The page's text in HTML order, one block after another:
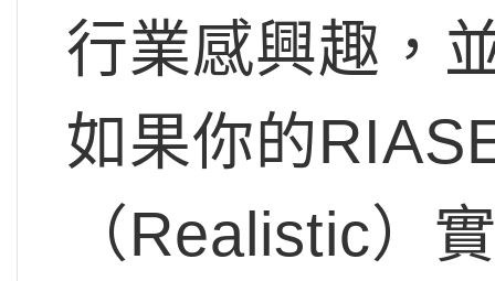
行業感興趣，
如果你的
（Realistic）